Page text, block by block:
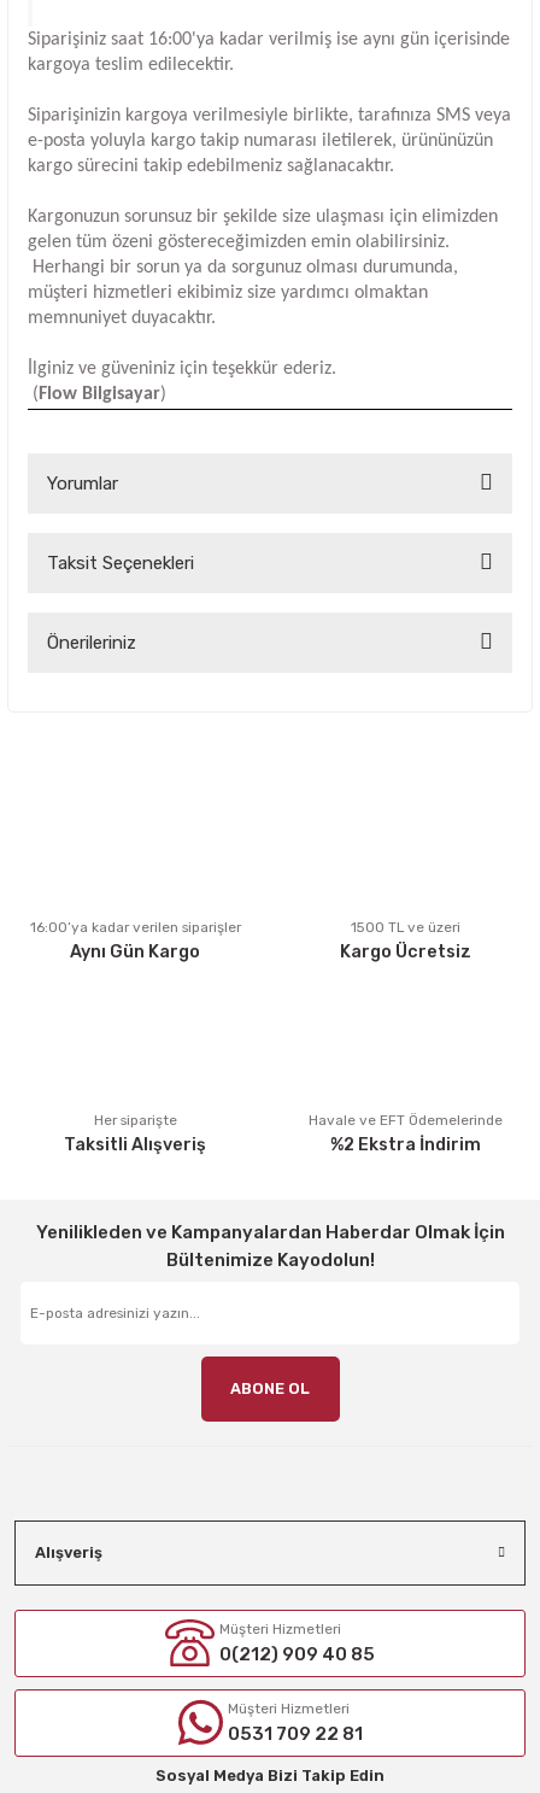
Siparişiniz saat 16:00'ya kadar verilmiş ise aynı gün içerisinde
kargoya teslim edilecektir.
Siparişinizin kargoya verilmesiyle birlikte, tarafınıza SMS veya
e-posta yoluyla kargo takip numarası iletilerek, ürününüzün
kargo sürecini takip edebilmeniz sağlanacaktır.
Kargonuzun sorunsuz bir şekilde size ulaşması için elimizden
gelen tüm özeni göstereceğimizden emin olabilirsiniz.
Herhangi bir sorun ya da sorgunuz olması durumunda,
müşteri hizmetleri ekibimiz size yardımcı olmaktan
memnuniyet duyacaktır.
İlginiz ve güveniniz için teşekkür ederiz.
( Flow Bilgisayar)
Yorumlar
Bu ürüne ilk yorumu siz yapın!
Taksit Seçenekleri
Önerileriniz
Ürün fiyatı diğer sitelerden daha pahalı.
Bu ürüne benzer farklı alternatifler olmalı.
16:00’ya kadar verilen siparişler
Aynı Gün Kargo
1500 TL ve üzeri
Kargo Ücretsiz
Her siparişte
Taksitli Alışveriş
Havale ve EFT Ödemelerinde
%2 Ekstra İndirim
Yenilikleden ve Kampanyalardan Haberdar Olmak İçin
Bültenimize Kayodolun!
ABONE OL
Alışveriş
Müşteri Hizmetleri
0(212) 909 40 85
Müşteri Hizmetleri
0531 709 22 81
Sosyal Medya Bizi Takip Edin